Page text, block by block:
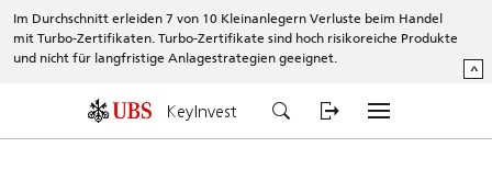
Im Durchschnitt erleiden 7 von 10 Kleinanlegern Verluste beim Handel
mit Turbo-Zertifikaten. Turbo-Zertifikate sind hoch risikoreiche Produkte
und nicht für langfristige Anlagestrategien geeignet.
^
KeyInvest